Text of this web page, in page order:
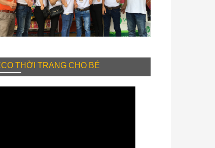
THỜI TRANG CHO BÉ